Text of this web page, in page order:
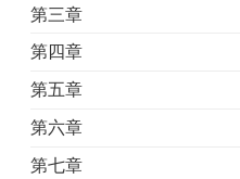
第三章
第四章
第五章
第六章
第七章